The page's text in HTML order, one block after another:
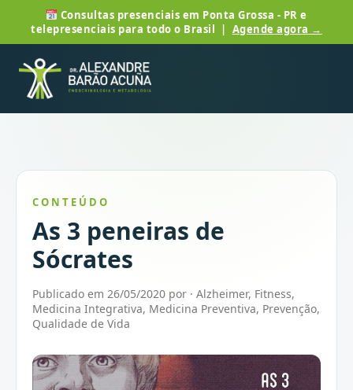
Consultas presenciais em Ponta Grossa - PR e
telepresenciais para todo o Brasil | Agende agora →
CONTEÚDO
As 3 peneiras de
Sócrates
Publicado em 26/05/2020 por · Alzheimer, Fitness,
Medicina Integrativa, Medicina Preventiva, Prevenção,
Qualidade de Vida